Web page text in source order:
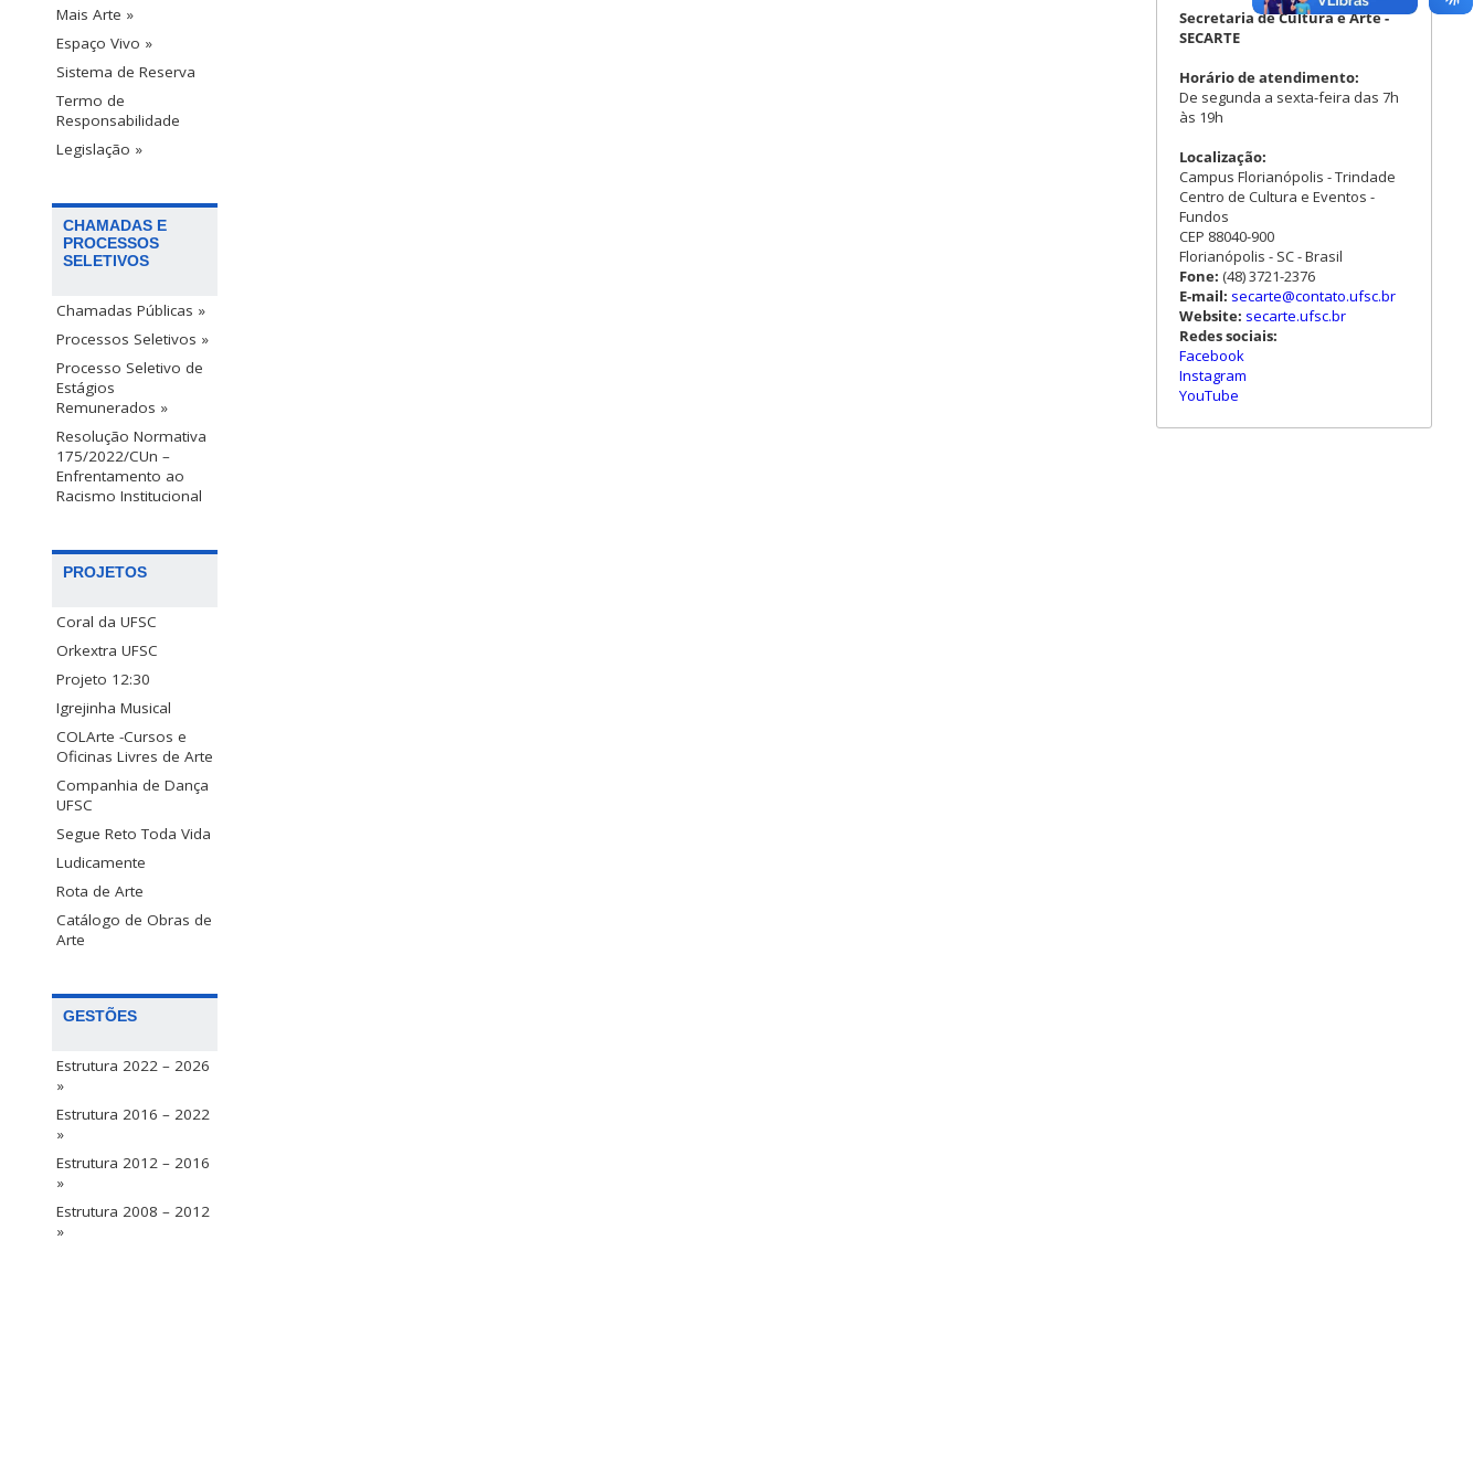
Mais Arte »
Espaço Vivo »
Sistema de Reserva
Termo de
Responsabilidade
Legislação »
CHAMADAS E
PROCESSOS
SELETIVOS
Chamadas Públicas »
Processos Seletivos »
Processo Seletivo de
Estágios
Remunerados »
Resolução Normativa
175/2022/CUn –
Enfrentamento ao
Racismo Institucional
PROJETOS
Coral da UFSC
Orkextra UFSC
Projeto 12:30
Igrejinha Musical
COLArte -Cursos e
Oficinas Livres de Arte
Companhia de Dança
UFSC
Segue Reto Toda Vida
Ludicamente
Rota de Arte
Catálogo de Obras de
Arte
GESTÕES
Estrutura 2022 – 2026
»
Estrutura 2016 – 2022
»
Estrutura 2012 – 2016
»
Estrutura 2008 – 2012
»
Secretaria de Cultura e Arte -
SECARTE
Horário de atendimento:
De segunda a sexta-feira das 7h
às 19h
Localização:
Campus Florianópolis - Trindade
Centro de Cultura e Eventos -
Fundos
CEP 88040-900
Florianópolis - SC - Brasil
Fone: (48) 3721-2376
E-mail: secarte@contato.ufsc.br
Website: secarte.ufsc.br
Redes sociais:
Facebook
Instagram
YouTube